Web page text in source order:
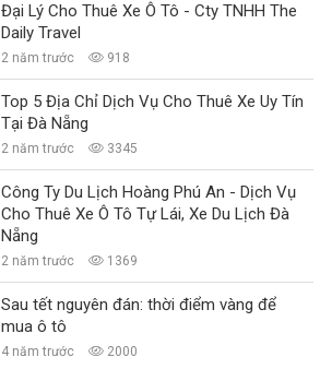
Đại Lý Cho Thuê Xe Ô Tô - Cty TNHH The
Daily Travel
2 năm trước 918
Top 5 Địa Chỉ Dịch Vụ Cho Thuê Xe Uy Tín
Tại Đà Nẵng
2 năm trước 3345
Công Ty Du Lịch Hoàng Phú An - Dịch Vụ
Cho Thuê Xe Ô Tô Tự Lái, Xe Du Lịch Đà
Nẵng
2 năm trước 1369
Sau tết nguyên đán: thời điểm vàng để
mua ô tô
4 năm trước 2000